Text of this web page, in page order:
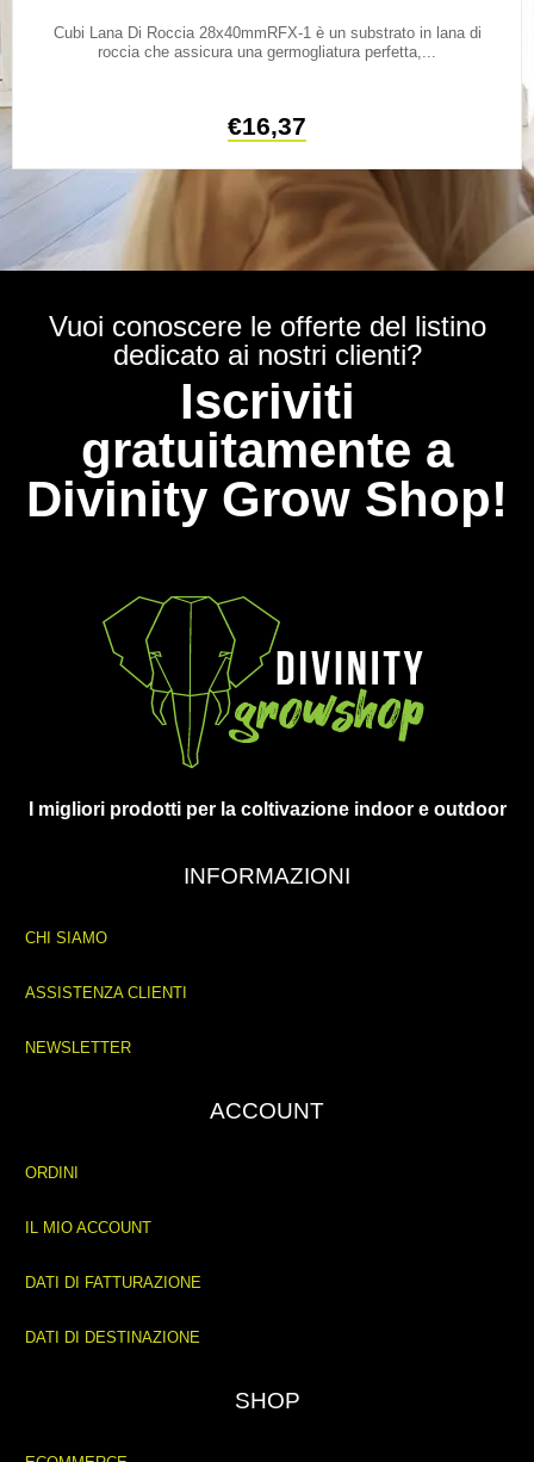
Cubi Lana Di Roccia 28x40mmRFX-1 è un substrato in lana di
roccia che assicura una germogliatura perfetta,...
€16,37
Vuoi conoscere le offerte del listino
dedicato ai nostri clienti?
Iscriviti
gratuitamente a
Divinity Grow Shop!
I migliori prodotti per la coltivazione indoor e outdoor
INFORMAZIONI
CHI SIAMO
ASSISTENZA CLIENTI
NEWSLETTER
ACCOUNT
ORDINI
IL MIO ACCOUNT
DATI DI FATTURAZIONE
DATI DI DESTINAZIONE
SHOP